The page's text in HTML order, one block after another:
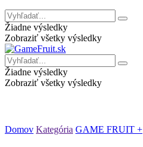
Žiadne výsledky
Zobraziť všetky výsledky
Žiadne výsledky
Zobraziť všetky výsledky
Domov Kategória GAME FRUIT +